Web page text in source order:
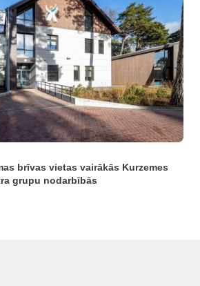
brīvas vietas vairākās Kurzemes
grupu nodarbībās